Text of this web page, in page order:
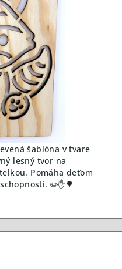
šablóna v tvare
lesný tvor na
Pomáha deťom
✏️✋🌳